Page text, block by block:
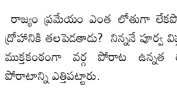
రాజ్యం ప్రమేయం ఎంత లోతుగా
ద్రోహానికి తలపెడతాడు? నిన్ననే పూర్వ
ముక్తకంఠంగా వర్గ పోరాట
పోరాటాన్ని ఎత్తిపట్టారు.